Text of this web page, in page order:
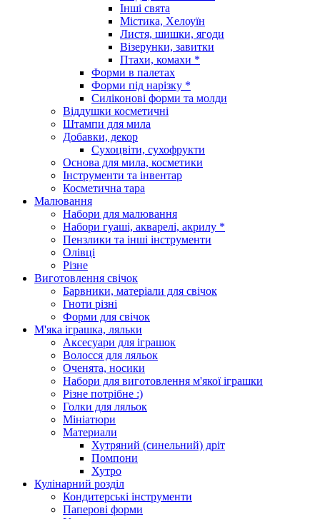
Інші свята
Містика, Хелоуїн
Листя, шишки, ягоди
Візерунки, завитки
Птахи, комахи *
Форми в палетах
Форми під нарізку *
Силіконові форми та молди
Віддушки косметичні
Штампи для мила
Добавки, декор
Сухоцвіти, сухофрукти
Основа для мила, косметики
Інструменти та інвентар
Косметична тара
Малювання
Набори для малювання
Набори гуаші, акварелі, акрилу *
Пензлики та інші інструменти
Олівці
Різне
Виготовлення свічок
Барвники, матеріали для свічок
Гноти різні
Форми для свічок
М'яка іграшка, ляльки
Аксесуари для іграшок
Волосся для ляльок
Оченята, носики
Набори для виготовлення м'якої іграшки
Різне потрібне :)
Голки для ляльок
Мініатюри
Материали
Хутряний (синельний) дріт
Помпони
Хутро
Кулінарний розділ
Кондитерські інструменти
Паперові форми